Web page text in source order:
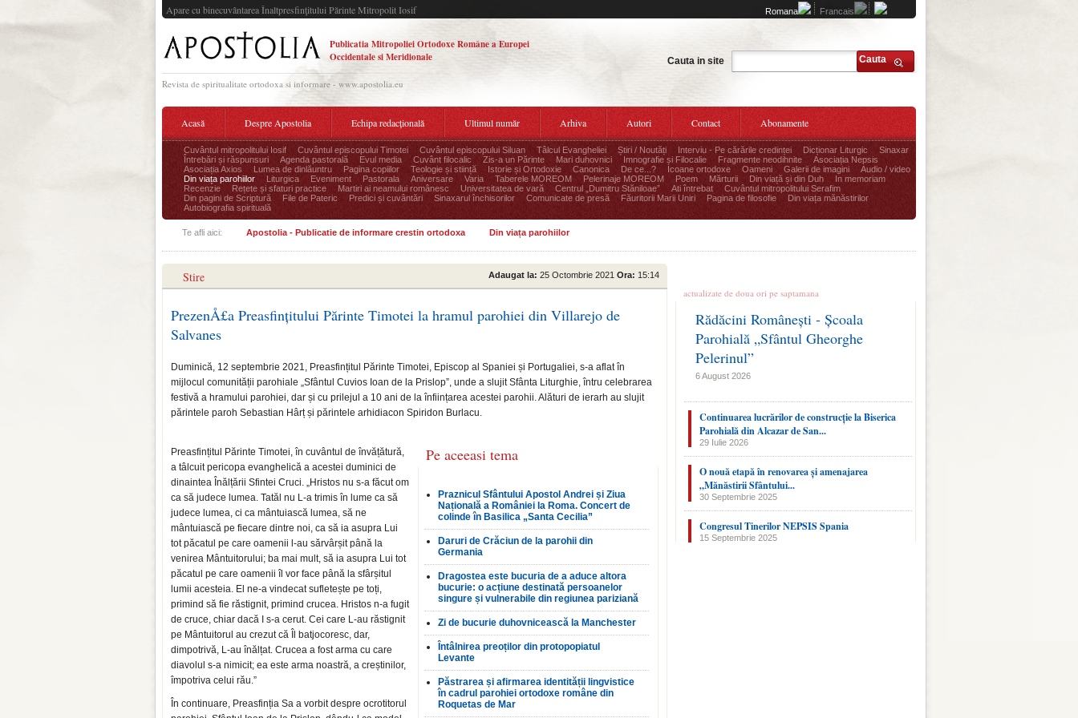
Apare cu binecuvântarea Înaltpresfinţitului Părinte Mitropolit Iosif Romana Francais
Publicatia Mitropoliei Ortodoxe Române a Europei
Occidentale si Meridionale
Revista de spiritualitate ortodoxa si informare - www.apostolia.eu
Cauta in site Cauta
Acasă Despre Apostolia Echipa redacțională Ultimul număr Arhiva Autori Contact Abonamente
Cuvântul mitropolitului Iosif Cuvântul episcopului Timotei Cuvântul episcopului Siluan Tâlcul Evangheliei Știri / Noutăți Interviu - Pe cărările credinței Dicționar Liturgic
Sinaxar
Întrebări și răspunsuri
Agenda pastorală Evul media Cuvânt filocalic Zis-a un Părinte Mari duhovnici Imnografie și Filocalie Fragmente neodihnite
Asociația Nepsis
Asociația Axios
Lumea de dinlăuntru Pagina copiilor Teologie și stiință Istorie și Ortodoxie Canonica De ce...? Icoane ortodoxe Oameni Galerii de imagini
Audio / video
Din viața parohiilor
Liturgica Eveniment Pastorala Aniversare Varia Taberele MOREOM Pelerinaje MOREOM Poem Mărturii Din viață și din Duh
In memoriam
Recenzie
Rețete și sfaturi practice Martiri ai neamului românesc Universitatea de vară Centrul „Dumitru Stăniloae” Ati întrebat
Cuvântul mitropolitului Serafim
Din pagini de Scriptură
File de Pateric Predici și cuvântări Sinaxarul închisorilor Comunicate de presă Făuritorii Marii Uniri Pagina de filosofie
Din viața mănăstirilor
Autobiografia spirituală
Te afli aici: Apostolia - Publicatie de informare crestin ortodoxa Din viața parohiilor
Stire Adaugat la: 25 Octombrie 2021 Ora: 15:14
PrezenÅ£a Preasfințitului Părinte Timotei la hramul parohiei din Villarejo de
Salvanes
Duminică, 12 septembrie 2021, Preasfințitul Părinte Timotei, Episcop al Spaniei și Portugaliei, s-a aflat în
mijlocul comunității parohiale „Sfântul Cuvios Ioan de la Prislop”, unde a slujit Sfânta Liturghie, întru celebrarea
festivă a hramului parohiei, dar și cu prilejul a 10 ani de la înființarea acestei parohii. Alături de ierarh au slujit
părintele paroh Sebastian Hârț și părintele arhidiacon Spiridon Burlacu.
Pe aceeasi tema
Praznicul Sfântului Apostol Andrei și Ziua
Națională a României la Roma. Concert de
colinde în Basilica „Santa Cecilia”
Daruri de Crăciun de la parohii din
Germania
Dragostea este bucuria de a aduce altora
bucurie: o acțiune destinată persoanelor
singure și vulnerabile din regiunea pariziană
Zi de bucurie duhovnicească la Manchester
Întâlnirea preoților din protopopiatul
Levante
Păstrarea și afirmarea identității lingvistice
în cadrul parohiei ortodoxe române din
Roquetas de Mar
Preasfințitul Părinte Timotei, în cuvântul de învățătură,
a tâlcuit pericopa evanghelică a acestei duminici de
dinaintea Înălțării Sfintei Cruci. „Hristos nu s-a făcut om
ca să judece lumea. Tatăl nu L-a trimis în lume ca să
judece lumea, ci ca mântuiască lumea, să ne
mântuiască pe fiecare dintre noi, ca să ia asupra Lui
tot păcatul pe care oamenii l-au sărvârșit până la
venirea Mântuitorului; ba mai mult, să ia asupra Lui tot
păcatul pe care oamenii îl vor face până la sfârșitul
lumii acesteia. El ne-a vindecat sufletește pe toți,
primind să fie răstignit, primind crucea. Hristos n-a fugit
de cruce, chiar dacă I s-a cerut. Cei care L-au răstignit
pe Mântuitorul au crezut că Îl batjocoresc, dar,
dimpotrivă, L-au înălțat. Crucea a fost arma cu care
diavolul s-a nimicit; ea este arma noastră, a creștinilor,
împotriva celui rău.”
În continuare, Preasfinția Sa a vorbit despre ocrotitorul
actualizate de doua ori pe saptamana
Rădăcini Românești - Școala
Parohială „Sfântul Gheorghe
Pelerinul”
6 August 2026
Continuarea lucrărilor de construcție la Biserica
Parohială din Alcazar de San...
29 Iulie 2026
O nouă etapă în renovarea și amenajarea
„Mănăstirii Sfântului...
30 Septembrie 2025
Congresul Tinerilor NEPSIS Spania
15 Septembrie 2025